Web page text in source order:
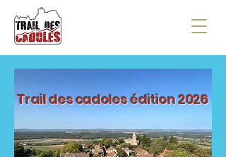
Trail des cadoles édition 2026